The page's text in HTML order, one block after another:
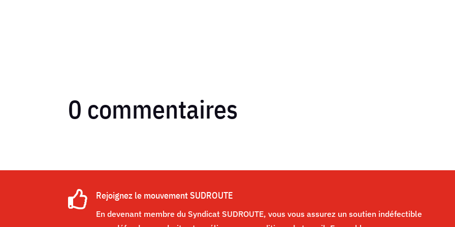
0 commentaires
 Rejoignez le mouvement SUDROUTE
En devenant membre du Syndicat SUDROUTE, vous vous assurez un soutien indéfectible